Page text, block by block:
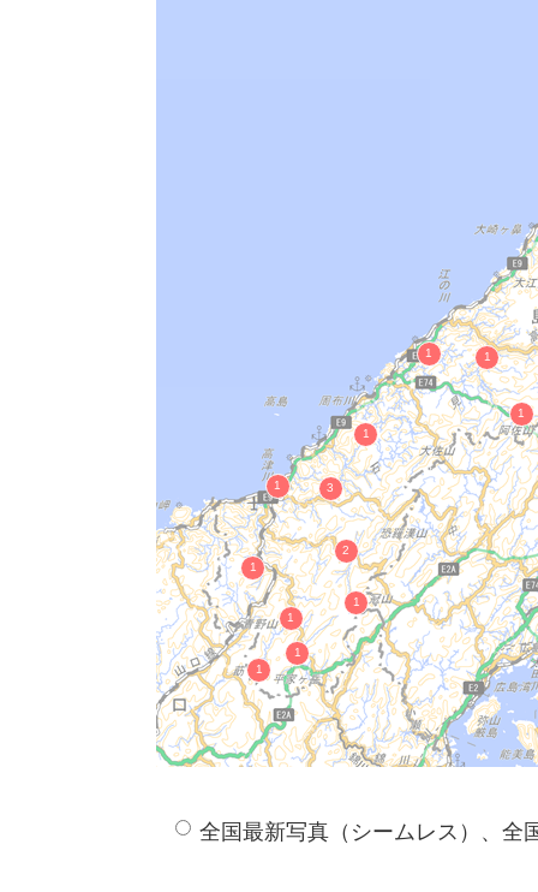
全国最新写真（シームレス）、全